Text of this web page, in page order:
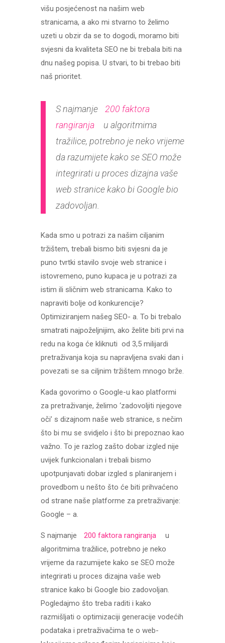
višu posjećenost na našim web
stranicama, a ako mi stvarno to želimo
uzeti u obzir da se to dogodi, moramo biti
svjesni da kvaliteta SEO ne bi trebala biti na
dnu našeg popisa. U stvari, to bi trebao biti
naš prioritet.
S najmanje
200 faktora
rangiranja
u algoritmima
tražilice, potrebno je neko vrijeme
da razumijete kako se SEO može
integrirati u proces dizajna vaše
web stranice kako bi Google bio
zadovoljan.
Kada smo u potrazi za našim ciljanim
tržištem, trebali bismo biti svjesni da je
puno tvrtki stavilo svoje web stranice i
istovremeno, puno kupaca je u potrazi za
istim ili sličnim web stranicama. Kako to
napraviti bolje od konkurencije?
Optimiziranjem našeg SEO- a. To bi trebalo
smatrati najpoželjnijim, ako želite biti prvi na
redu na koga će kliknuti od 3,5 milijardi
pretraživanja koja su napravljena svaki dan i
povezati se sa ciljnim tržištem mnogo brže.
Kada govorimo o Google-u kao platformi
za pretraživanje, želimo ‘zadovoljiti njegove
oči’ s dizajnom naše web stranice, s nečim
što bi mu se svidjelo i što bi prepoznao kao
važno. To je razlog zašto dobar izgled nije
uvijek funkcionalan i trebali bismo
upotpunjavati dobar izgled s planiranjem i
provedbom u nešto što će biti prihvaćeno
od strane naše platforme za pretraživanje:
Google – a.
S najmanje 200 faktora rangiranja
u
algoritmima tražilice, potrebno je neko
vrijeme da razumijete kako se SEO može
integrirati u proces dizajna vaše web
stranice kako bi Google bio zadovoljan.
Pogledajmo što treba raditi i kako
razmišljati o optimizaciji generacije vodećih
podataka i pretraživačima te o web-